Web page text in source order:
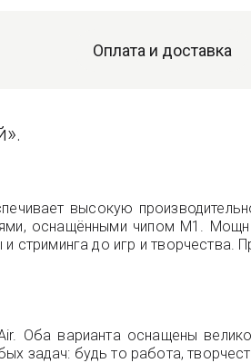
Оплата и доставка
высокую
оснащёнными чипом M1.
до игр и творчества.
варианта оснащены
задач: будь то работа,